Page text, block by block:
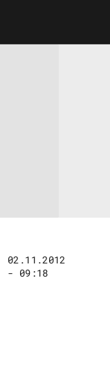
02.11.2012
- 09:18